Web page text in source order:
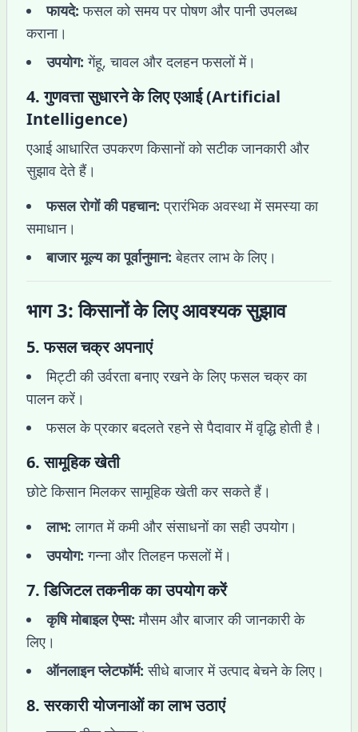
फायदे: फसल को समय पर पोषण और पानी उपलब्ध
कराना।
उपयोग: गेंहू, चावल और दलहन फसलों में।
4.गुणवत्ता सुधारने के लिए एआई (Artificial
Intelligence)
एआई आधारित उपकरण किसानों को सटीक जानकारी और
सुझाव देते हैं।
फसल रोगों की पहचान: प्रारंभिक अवस्था में समस्या का
समाधान।
बाजार मूल्य का पूर्वानुमान: बेहतर लाभ के लिए।
भाग 3: किसानों के लिए आवश्यक सुझाव
5.फसल चक्र अपनाएं
मिट्टी की उर्वरता बनाए रखने के लिए फसल चक्र का
पालन करें।
फसल के प्रकार बदलते रहने से पैदावार में वृद्धि होती है।
6.सामूहिक खेती
छोटे किसान मिलकर सामूहिक खेती कर सकते हैं।
लाभ: लागत में कमी और संसाधनों का सही उपयोग।
उपयोग: गन्ना और तिलहन फसलों में।
7.डिजिटल तकनीक का उपयोग करें
कृषि मोबाइल ऐप्स: मौसम और बाजार की जानकारी के
लिए।
ऑनलाइन प्लेटफॉर्म: सीधे बाजार में उत्पाद बेचने के लिए।
8.सरकारी योजनाओं का लाभ उठाएं